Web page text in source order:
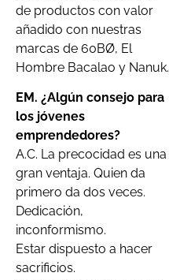
de productos con valor
añadido con nuestras
marcas de 60BØ, El
Hombre Bacalao y Nanuk.
EM. ¿Algún consejo para
los jóvenes
emprendedores?
A.C. La precocidad es una
gran ventaja. Quien da
primero da dos veces.
Dedicación,
inconformismo.
Estar dispuesto a hacer
sacrificios.